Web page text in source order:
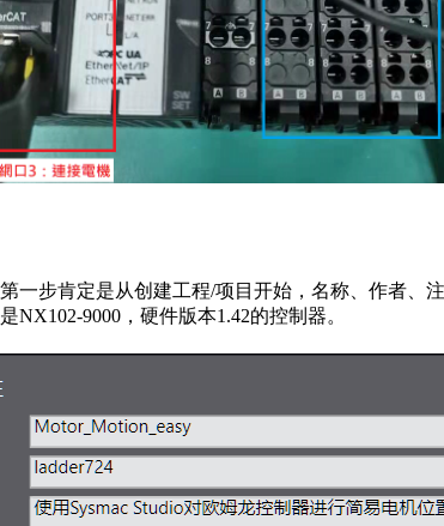
一步肯定是从创建工程/项目开始，名称、作者、
9000，硬件版本1.42的控制器。